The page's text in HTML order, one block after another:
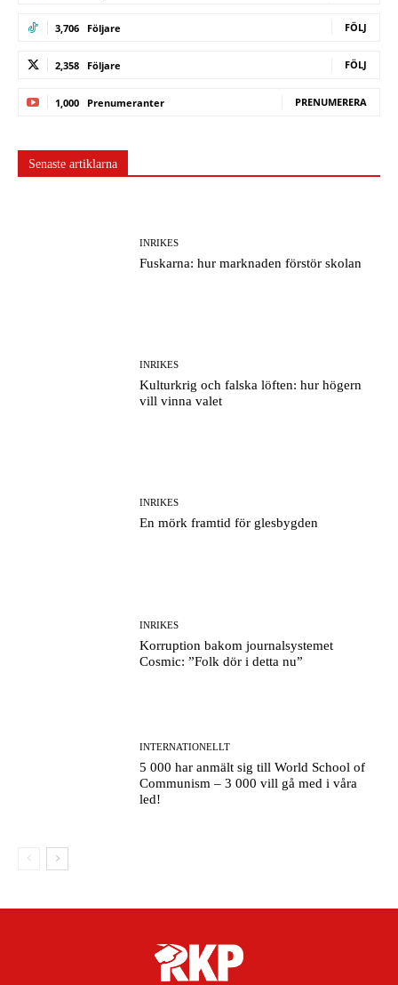
3,706 Följare FÖLJ
2,358 Följare FÖLJ
1,000 Prenumeranter PRENUMERERA
Senaste artiklarna
INRIKES
Fuskarna: hur marknaden förstör skolan
INRIKES
Kulturkrig och falska löften: hur högern
vill vinna valet
INRIKES
En mörk framtid för glesbygden
INRIKES
Korruption bakom journalsystemet
Cosmic: ”Folk dör i detta nu”
INTERNATIONELLT
5 000 har anmält sig till World School of
Communism – 3 000 vill gå med i våra
led!